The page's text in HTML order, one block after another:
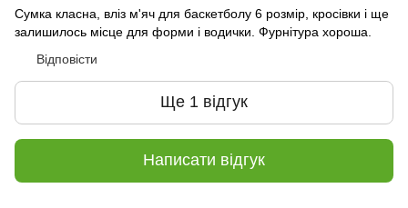
Сумка класна, вліз м'яч для баскетболу 6 розмір, кросівки і ще
залишилось місце для форми і водички. Фурнітура хороша.
Відповісти
Ще 1 відгук
Написати відгук